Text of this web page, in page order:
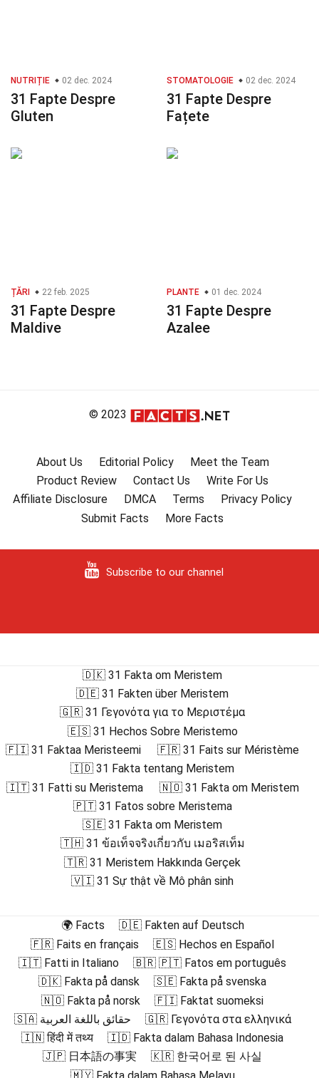
NUTRIȚIE 02 dec. 2024
31 Fapte Despre
Gluten
STOMATOLOGIE 02 dec. 2024
31 Fapte Despre
Fațete
ȚĂRI 22 feb. 2025
31 Fapte Despre
Maldive
PLANTE 01 dec. 2024
31 Fapte Despre
Azalee
© 2023
About Us Editorial Policy
Meet the Team
Product Review
Contact Us
Write For Us
Affiliate Disclosure
DMCA Terms
Privacy Policy
Submit Facts
More Facts
Subscribe to our channel
🇩🇰 31 Fakta om Meristem
🇩🇪 31 Fakten über Meristem
🇬🇷 31 Γεγονότα για το Μεριστέμα
🇪🇸 31 Hechos Sobre Meristemo
🇫🇮 31 Faktaa Meristeemi
🇫🇷 31 Faits sur Méristème
🇮🇩 31 Fakta tentang Meristem
🇮🇹 31 Fatti su Meristema
🇳🇴 31 Fakta om Meristem
🇵🇹 31 Fatos sobre Meristema
🇸🇪 31 Fakta om Meristem
🇹🇭 31 ข้อเท็จจริงเกี่ยวกับ เมอริสเท็ม
🇹🇷 31 Meristem Hakkında Gerçek
🇻🇮 31 Sự thật về Mô phân sinh
🌍 Facts
🇩🇪 Fakten auf Deutsch
🇫🇷 Faits en français
🇪🇸 Hechos en Español
🇮🇹 Fatti in Italiano
🇧🇷 🇵🇹 Fatos em português
🇩🇰 Fakta på dansk
🇸🇪 Fakta på svenska
🇳🇴 Fakta på norsk
🇫🇮 Faktat suomeksi
🇸🇦 حقائق باللغة العربية
🇬🇷 Γεγονότα στα ελληνικά
🇮🇳 हिंदी में तथ्य
🇮🇩 Fakta dalam Bahasa Indonesia
🇯🇵 日本語の事実
🇰🇷 한국어로 된 사실